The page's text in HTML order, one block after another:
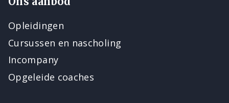
Opleidingen
Cursussen en nascholing
Incompany
Opgeleide coaches